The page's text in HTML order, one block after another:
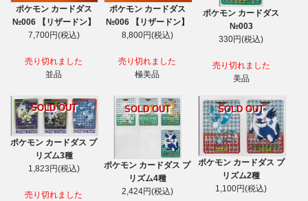
ポケモン カードダス
№006 【リザードン】
7,700円(税込)
売り切れました
並品
ポケモン カードダス
№006 【リザードン】
8,800円(税込)
売り切れました
極美品
ポケモン カードダス
№003
330円(税込)
売り切れました
美品
ポケモン カードダス プ
リズム3種
1,823円(税込)
SOLD OUT
売り切れました
ポケモン カードダス プ
リズム4種
2,424円(税込)
SOLD OUT
ポケモン カードダス プ
リズム2種
1,100円(税込)
SOLD OUT